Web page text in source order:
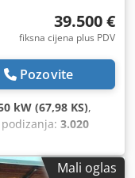
39.500 €
fiksna cijena plus PDV
Pozovite
kW (67,98 KS),
3.020
Mali oglas